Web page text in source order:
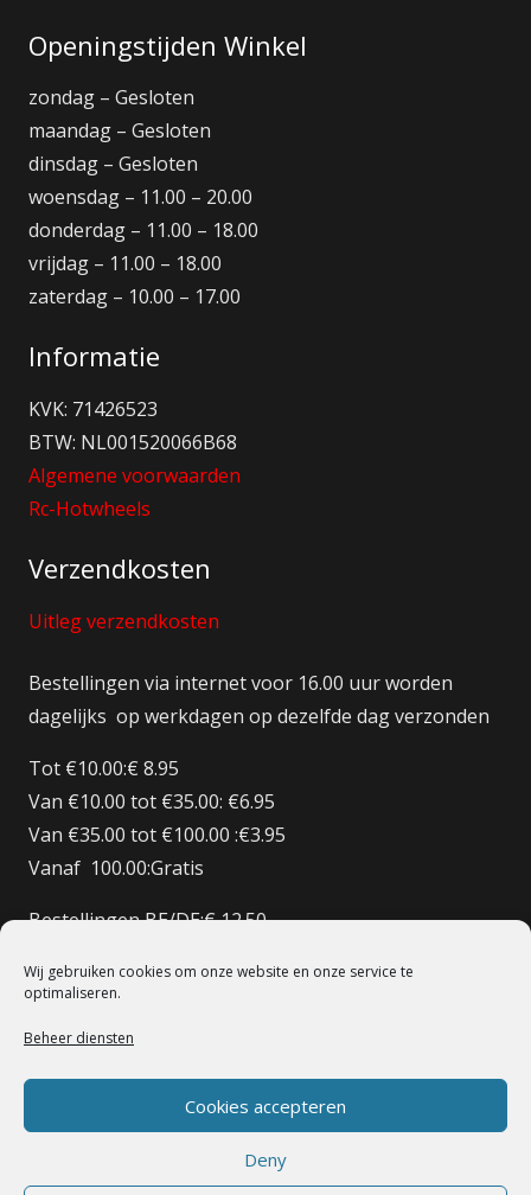
Wij gebruiken cookies om onze website en onze service te
optimaliseren.
Beheer diensten
Cookies accepteren
Deny
Openingstijden Winkel
zondag – Gesloten
maandag – Gesloten
dinsdag – Gesloten
woensdag – 11.00 – 20.00
donderdag – 11.00 – 18.00
vrijdag – 11.00 – 18.00
zaterdag – 10.00 – 17.00
Informatie
KVK: 71426523
BTW: NL001520066B68
Algemene voorwaarden
Rc-Hotwheels
Verzendkosten
Uitleg verzendkosten
Bestellingen via internet voor 16.00 uur worden
dagelijks op werkdagen op dezelfde dag verzonden
Tot €10.00:€ 8.95
Van €10.00 tot €35.00: €6.95
Van €35.00 tot €100.00 :€3.95
Vanaf 100.00:Gratis
Bestellingen BE/DE:€ 12.50
Bestellingen FR:€15.00
© 1998 – 2022 De Heilige Koe Deventer.
Powerd By BoomerICT Artwork Base Six